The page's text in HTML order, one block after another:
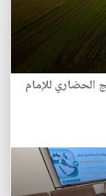
الحضاري للإمام